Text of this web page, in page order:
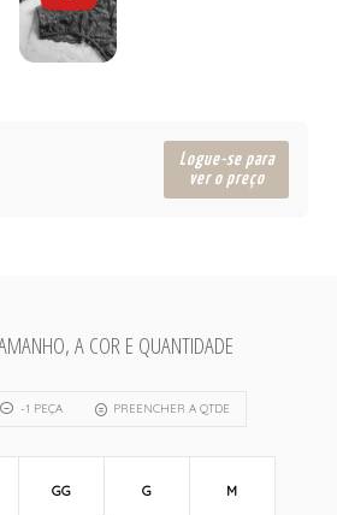
Logue-se para
ver o preço
A COR E QUANTIDADE
-1 PEÇA PREENCHER A QTDE
GG G M